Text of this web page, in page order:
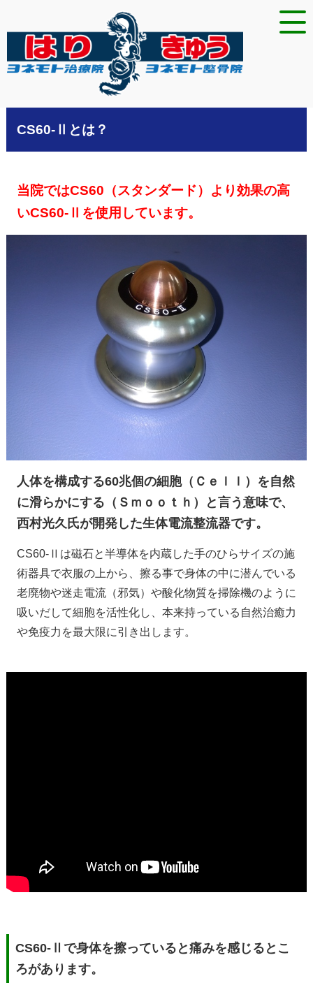
CS60-Ⅱとは？
当院ではCS60（スタンダード）より効果の高
いCS60-Ⅱを使用しています。
人体を構成する60兆個の細胞（Ｃｅｌｌ）を自然
に滑らかにする（Ｓｍｏｏｔｈ）と言う意味で、
西村光久氏が開発した生体電流整流器です。
CS60-Ⅱは磁石と半導体を内蔵した手のひらサイズの施
術器具で衣服の上から、擦る事で身体の中に潜んでいる
老廃物や迷走電流（邪気）や酸化物質を掃除機のように
吸いだして細胞を活性化し、本来持っている自然治癒力
や免疫力を最大限に引き出します。
CS60-Ⅱで身体を擦っていると痛みを感じるとこ
ろがあります。